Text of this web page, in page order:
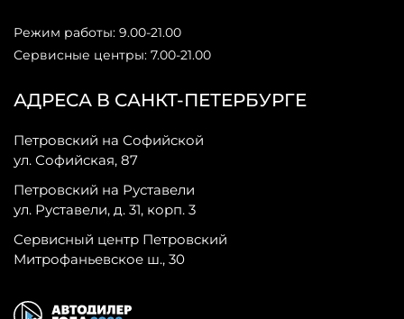
АДРЕСА В САНКТ-ПЕТЕРБУРГЕ
Петровский на Софийской
ул. Софийская, 87
Петровский на Руставели
ул. Руставели, д. 31, корп. 3
Сервисный центр Петровский
Митрофаньевское ш., 30
Режим работы: 9.00-21.00
Сервисные центры: 7.00-21.00